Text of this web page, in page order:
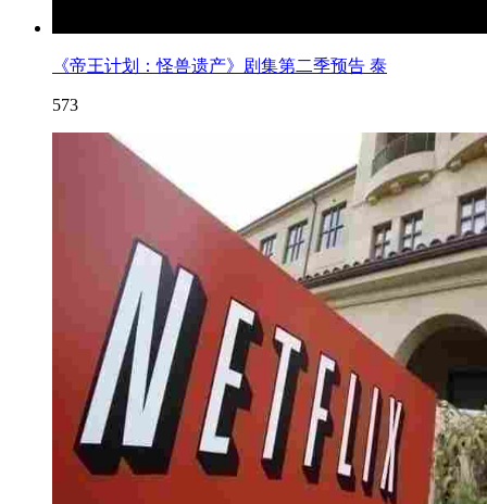
《帝王计划：怪兽遗产》剧集第二季预告 泰
573